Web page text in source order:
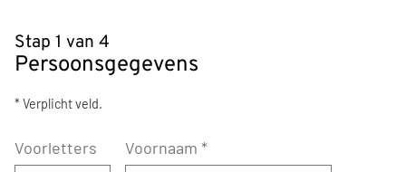
Stap 1 van 4
Persoonsgegevens
* Verplicht veld.
Voorletters Voornaam *